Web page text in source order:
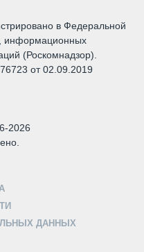
в Федеральной
информационных
(Роскомнадзор).
от 02.09.2019
2026
ДАННЫХ